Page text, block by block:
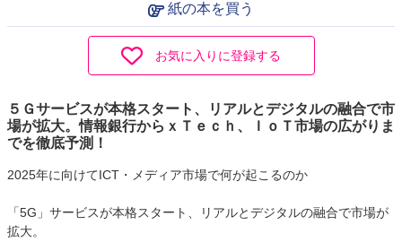
紙の本を買う
お気に入りに登録する
５Ｇサービスが本格スタート、リアルとデジタルの融合で市
場が拡大。情報銀行からｘＴｅｃｈ、ＩｏＴ市場の広がりま
でを徹底予測！
2025年に向けてICT・メディア市場で何が起こるのか
「5G」サービスが本格スタート、リアルとデジタルの融合で市場が
拡大。